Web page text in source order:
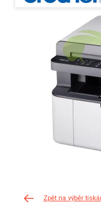
Zpět na výběr